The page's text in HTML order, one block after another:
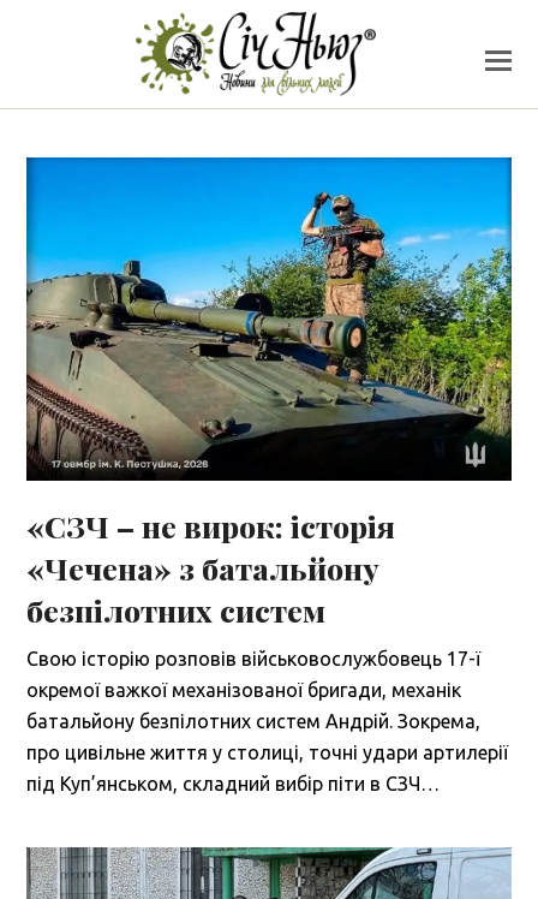
«СЗЧ – не вирок: історія
«Чечена» з батальйону
безпілотних систем
Свою історію розповів військовослужбовець 17-ї
окремої важкої механізованої бригади, механік
батальйону безпілотних систем Андрій. Зокрема,
про цивільне життя у столиці, точні удари артилерії
під Куп’янськом, складний вибір піти в СЗЧ…